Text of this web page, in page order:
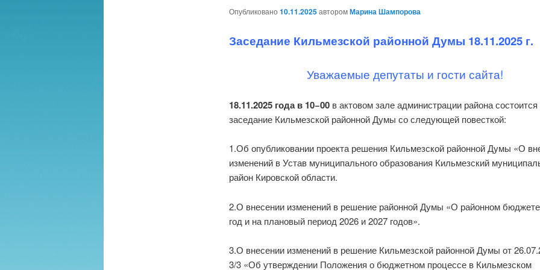
Опубликовано 10.11.2025авторомМарина Шампорова
Заседание Кильмезской районной Думы 18.11.2025 г.
Уважаемые депутаты и гости сайта!
18.11.2025 года в 10−00в актовом зале администрации района состоится
заседание Кильмезской районной Думы со следующей повесткой:
1.Об опубликовании проекта решения Кильмезской районной Думы «О
изменений в Устав муниципального образования Кильмезский
район Кировской области.
2.О внесении изменений в решение районной Думы «О районном
год и на плановый период 2026 и 2027 годов».
3.О внесении изменений в решение Кильмезской районной Думы от
3/3 «Об утверждении Положения о бюджетном процессе в Кильмезском